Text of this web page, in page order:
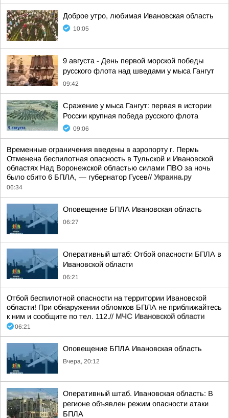
Доброе утро, любимая Ивановская область
10:05
9 августа - День первой морской победы
русского флота над шведами у мыса Гангут
09:42
Сражение у мыса Гангут: первая в истории
России крупная победа русского флота
09:06
Временные ограничения введены в аэропорту г. Пермь
Отменена беспилотная опасность в Тульской и Ивановской
областях Над Воронежской областью силами ПВО за ночь
было сбито 6 БПЛА, — губернатор Гусев// Украина.ру
06:34
Оповещение БПЛА Ивановская область
06:27
Оперативный штаб: Отбой опасности БПЛА в
Ивановской области
06:21
Отбой беспилотной опасности на территории Ивановской
области! При обнаружении обломков БПЛА не приближайтесь
к ним и сообщите по тел. 112.// МЧС Ивановской области
06:21
Оповещение БПЛА Ивановская область
Вчера, 20:12
Оперативный штаб. Ивановская область: В
регионе объявлен режим опасности атаки
БПЛА